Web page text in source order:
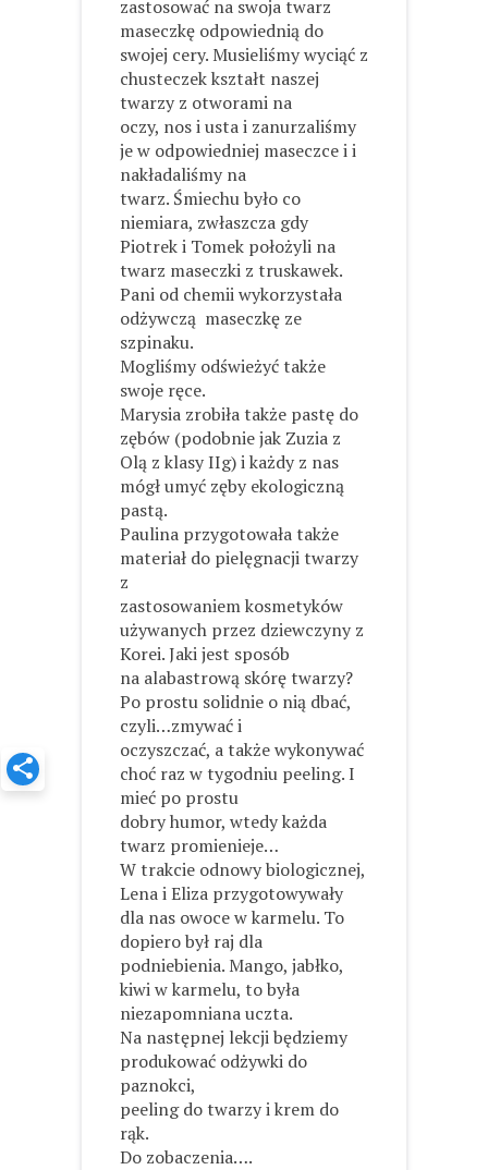
zastosować na swoja twarz
maseczkę odpowiednią do
swojej cery. Musieliśmy wyciąć z
chusteczek kształt naszej
twarzy z otworami na
oczy, nos i usta i zanurzaliśmy
je w odpowiedniej maseczce i i
nakładaliśmy na
twarz. Śmiechu było co
niemiara, zwłaszcza gdy
Piotrek i Tomek położyli na
twarz maseczki z truskawek.
Pani od chemii wykorzystała
odżywczą maseczkę ze
szpinaku.
Mogliśmy odświeżyć także
swoje ręce.
Marysia zrobiła także pastę do
zębów (podobnie jak Zuzia z
Olą z klasy IIg) i każdy z nas
mógł umyć zęby ekologiczną
pastą.
Paulina przygotowała także
materiał do pielęgnacji twarzy
z
zastosowaniem kosmetyków
używanych przez dziewczyny z
Korei. Jaki jest sposób
na alabastrową skórę twarzy?
Po prostu solidnie o nią dbać,
czyli…zmywać i
oczyszczać, a także wykonywać
choć raz w tygodniu peeling. I
mieć po prostu
dobry humor, wtedy każda
twarz promienieje…
W trakcie odnowy biologicznej,
Lena i Eliza przygotowywały
dla nas owoce w karmelu. To
dopiero był raj dla
podniebienia. Mango, jabłko,
kiwi w karmelu, to była
niezapomniana uczta.
Na następnej lekcji będziemy
produkować odżywki do
paznokci,
peeling do twarzy i krem do
rąk.
Do zobaczenia….